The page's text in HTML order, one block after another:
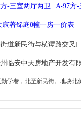
-三室两厅两卫 A-97方-
宸著锦庭8幢一房一价表
道新民街与横谭路交叉口
临安中天房地产开发有
学巷，北至新民街。地块北